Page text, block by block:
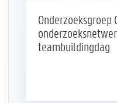
teambuildingdag